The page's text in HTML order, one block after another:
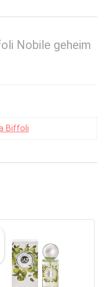
Nobile geheim
Biffoli